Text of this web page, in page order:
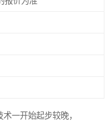
一开始起步较晚，